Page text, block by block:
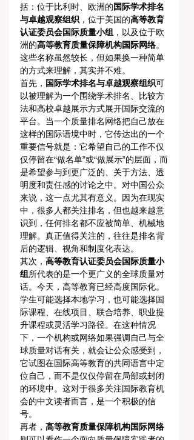
括：位于比利时、欧洲的国际学术排名
与卓越观察组织 ，位于美国的高等教育
认证委员会国际质量小组 ，以及位于欧
洲的高等教育质量保障机构国际网络。
这些名称虽然较长，但如果换一种简单
的方式来理解，其实并不难。
首先， 国际学术排名与卓越观察组织可
以被理解为一个围绕学术排名、比较方
法和高校卓越展示方式展开国际交流的
平台。当一个质量排名网络把自己放在
这样的国际语境中时，它传达出的一个
重要信号就是：它希望自己的工作不仅
仅停留在“做名单”或“做展示”的层面，而
是希望参与到更广泛的、关于方法、透
明度和责任感的讨论之中。对中国公众
来说，这一点尤其有意义。因为在现实
中，很多人都关注排名，但也越来越意
识到，任何排名都不应被简单、机械地
理解。真正值得关注的，往往是排名背
后的逻辑、视角和制度化表达。
其次， 高等教育认证委员会国际质量小
组 所代表的是一个更广义的全球质量对
话。今天，高等教育已经高度国际化。
学生可能选择本地学习，也可能选择国
际课程、在线项目、联合培养、职业提
升课程或灵活学习路径。在这种情况
下，一个机构或网络如果强调自己与全
球质量对话有关，就会让公众感受到，
它试图在国际高等教育的共同语言中定
位自己，而不是仅仅停留在局部或封闭
的环境中。这对于很多关注国际教育机
会的中文读者而言，是一个积极的信
号。
再者， 高等教育质量保障机构国际网络